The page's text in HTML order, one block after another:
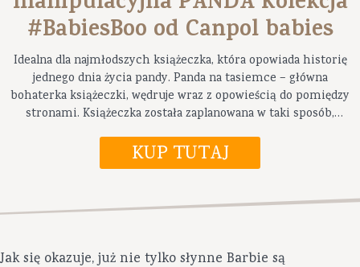
#BabiesBoo od Canpol babies
Idealna dla najmłodszych książeczka, która opowiada historię
jednego dnia życia pandy. Panda na tasiemce – główna
bohaterka książeczki, wędruje wraz z opowieścią do pomiędzy
stronami. Książeczka została zaplanowana w taki sposób,
opowiada maluszkowi...
Jak się okazuje, już nie tylko słynne Barbie są